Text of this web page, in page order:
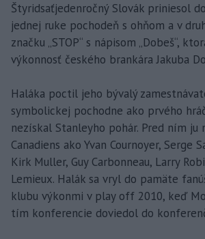
Štyridsaťjedenročný Slovák priniesol
jednej ruke pochodeň s ohňom a v
značku „STOP“ s nápisom „Dobeš“,
výkonnosť českého brankára Jakuba
Haláka poctil jeho bývalý
symbolickej pochodne ako prvého
nezískal Stanleyho pohár. Pred ním ju
Canadiens ako Yvan Cournoyer, Serge
Kirk Muller, Guy Carbonneau, Larry
Lemieux. Halák sa vryl do pamäte
klubu výkonmi v play off 2010, keď
tím konferencie doviedol do